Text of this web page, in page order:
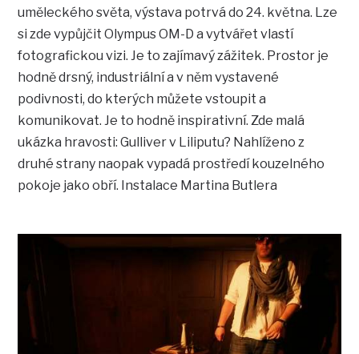
uměleckého světa, výstava potrvá do 24. května. Lze
si zde vypůjčit Olympus OM-D a vytvářet vlastí
fotografickou vizi. Je to zajímavý zážitek. Prostor je
hodně drsný, industriální a v něm vystavené
podivnosti, do kterých můžete vstoupit a
komunikovat. Je to hodně inspirativní. Zde malá
ukázka hravosti: Gulliver v Liliputu? Nahlíženo z
druhé strany naopak vypadá prostředí kouzelného
pokoje jako obří. Instalace Martina Butlera